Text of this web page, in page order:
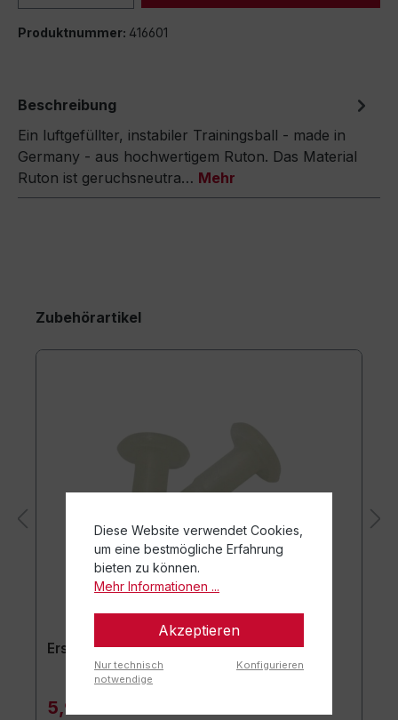
Produktnummer: 416601
Beschreibung
Ein luftgefüllter, instabiler Trainingsball - made in
Germany - aus hochwertigem Ruton. Das Material
Ruton ist geruchsneutra… Mehr
Zubehörartikel
Ersatzstöpsel 2er-Set
5,90 €*
Diese Website verwendet Cookies,
um eine bestmögliche Erfahrung
bieten zu können.
Mehr Informationen ...
Akzeptieren
Nur technisch
notwendige
Konfigurieren